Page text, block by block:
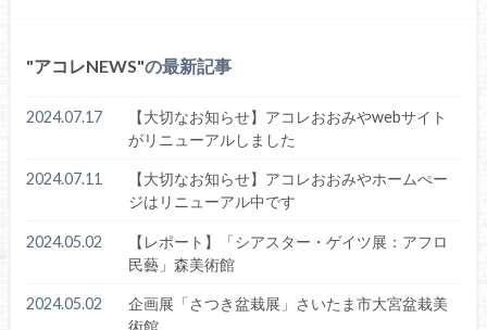
アコレNEWS の最新記事
2024.07.17
【大切なお知らせ】アコレおおみやwebサイト
がリニューアルしました
2024.07.11
【大切なお知らせ】アコレおおみやホームぺー
ジはリニューアル中です
2024.05.02
【レポート】「シアスター・ゲイツ展：アフロ
民藝」森美術館
2024.05.02
企画展「さつき盆栽展」さいたま市大宮盆栽美
術館